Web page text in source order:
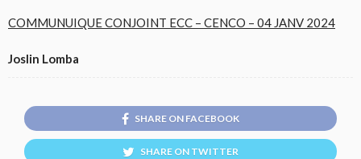
COMMUNUIQUE CONJOINT ECC – CENCO – 04 JANV 2024
Joslin Lomba
SHARE ON FACEBOOK
SHARE ON TWITTER